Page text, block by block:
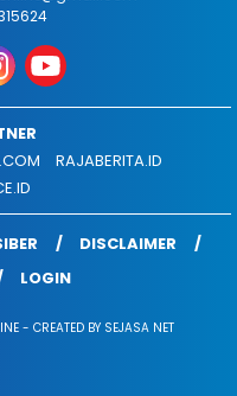
RAJABERITA.ID
DISCLAIMER
LOGIN
- CREATED BY SEJASA NET